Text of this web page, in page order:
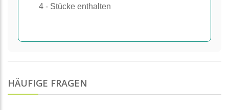
4 - Stücke enthalten
HÄUFIGE FRAGEN